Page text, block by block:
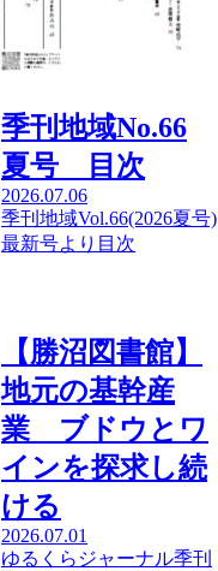
季刊地域No.66
夏号 目次
2026.07.06
季刊地域Vol.66(2026夏号)
最新号より 目次
【勝沼図書館】
地元の基幹産
業 ブドウとワ
インを探求し続
ける
2026.07.01
ゆるくらジャーナル季刊